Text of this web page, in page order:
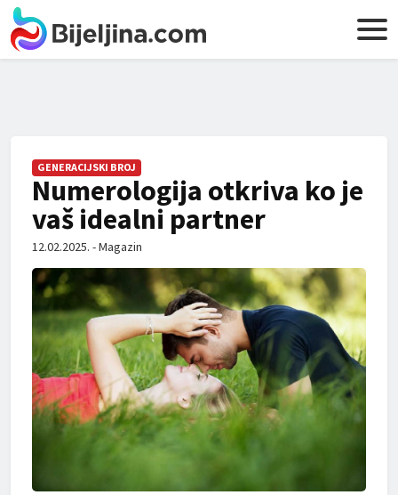
GENERACIJSKI BROJ
Numerologija otkriva ko je
vaš idealni partner
12.02.2025. - Magazin